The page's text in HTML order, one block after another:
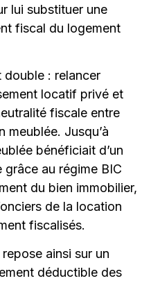
lui substituer une
fiscal du logement
double : relancer
locatif privé et
fiscale entre
meublée. Jusqu’à
bénéficiait d’un
au régime BIC
du bien immobilier,
de la location
fiscalisés.
ainsi sur un
déductible des